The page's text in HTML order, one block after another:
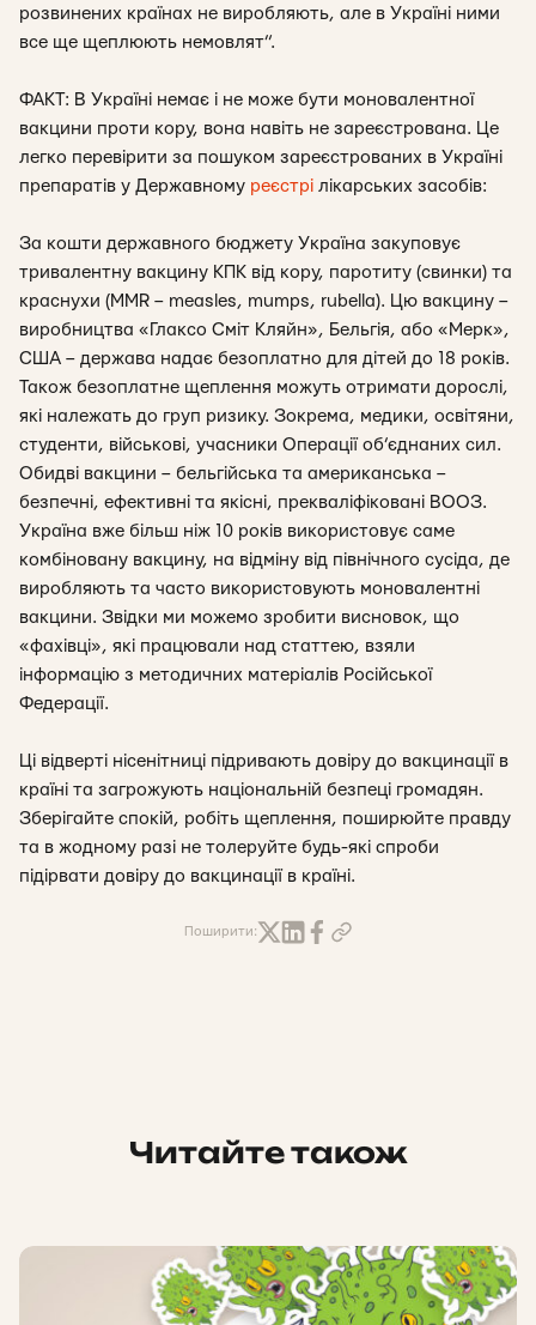
розвинених країнах не виробляють, але в Україні ними
все ще щеплюють немовлят”.
ФАКТ: В Україні немає і не може бути моновалентної
вакцини проти кору, вона навіть не зареєстрована. Це
легко перевірити за пошуком зареєстрованих в Україні
препаратів у Державному реєстрі лікарських засобів:
За кошти державного бюджету Україна закуповує
тривалентну вакцину КПК від кору, паротиту (свинки) та
краснухи (MMR – measles, mumps, rubella). Цю вакцину –
виробництва «Глаксо Сміт Кляйн», Бельгія, або «Мерк»,
США – держава надає безоплатно для дітей до 18 років.
Також безоплатне щеплення можуть отримати дорослі,
які належать до груп ризику. Зокрема, медики, освітяни,
студенти, військові, учасники Операції об’єднаних сил.
Обидві вакцини – бельгійська та американська –
безпечні, ефективні та якісні, прекваліфіковані ВООЗ.
Україна вже більш ніж 10 років використовує саме
комбіновану вакцину, на відміну від північного сусіда, де
виробляють та часто використовують моновалентні
вакцини. Звідки ми можемо зробити висновок, що
«фахівці», які працювали над статтею, взяли
інформацію з методичних матеріалів Російської
Федерації.
Ці відверті нісенітниці підривають довіру до вакцинації в
країні та загрожують національній безпеці громадян.
Зберігайте спокій, робіть щеплення, поширюйте правду
та в жодному разі не толеруйте будь-які спроби
підірвати довіру до вакцинації в країні.
Поширити:
Читайте також